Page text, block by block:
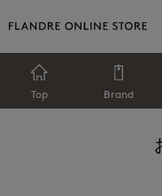
Top Brand